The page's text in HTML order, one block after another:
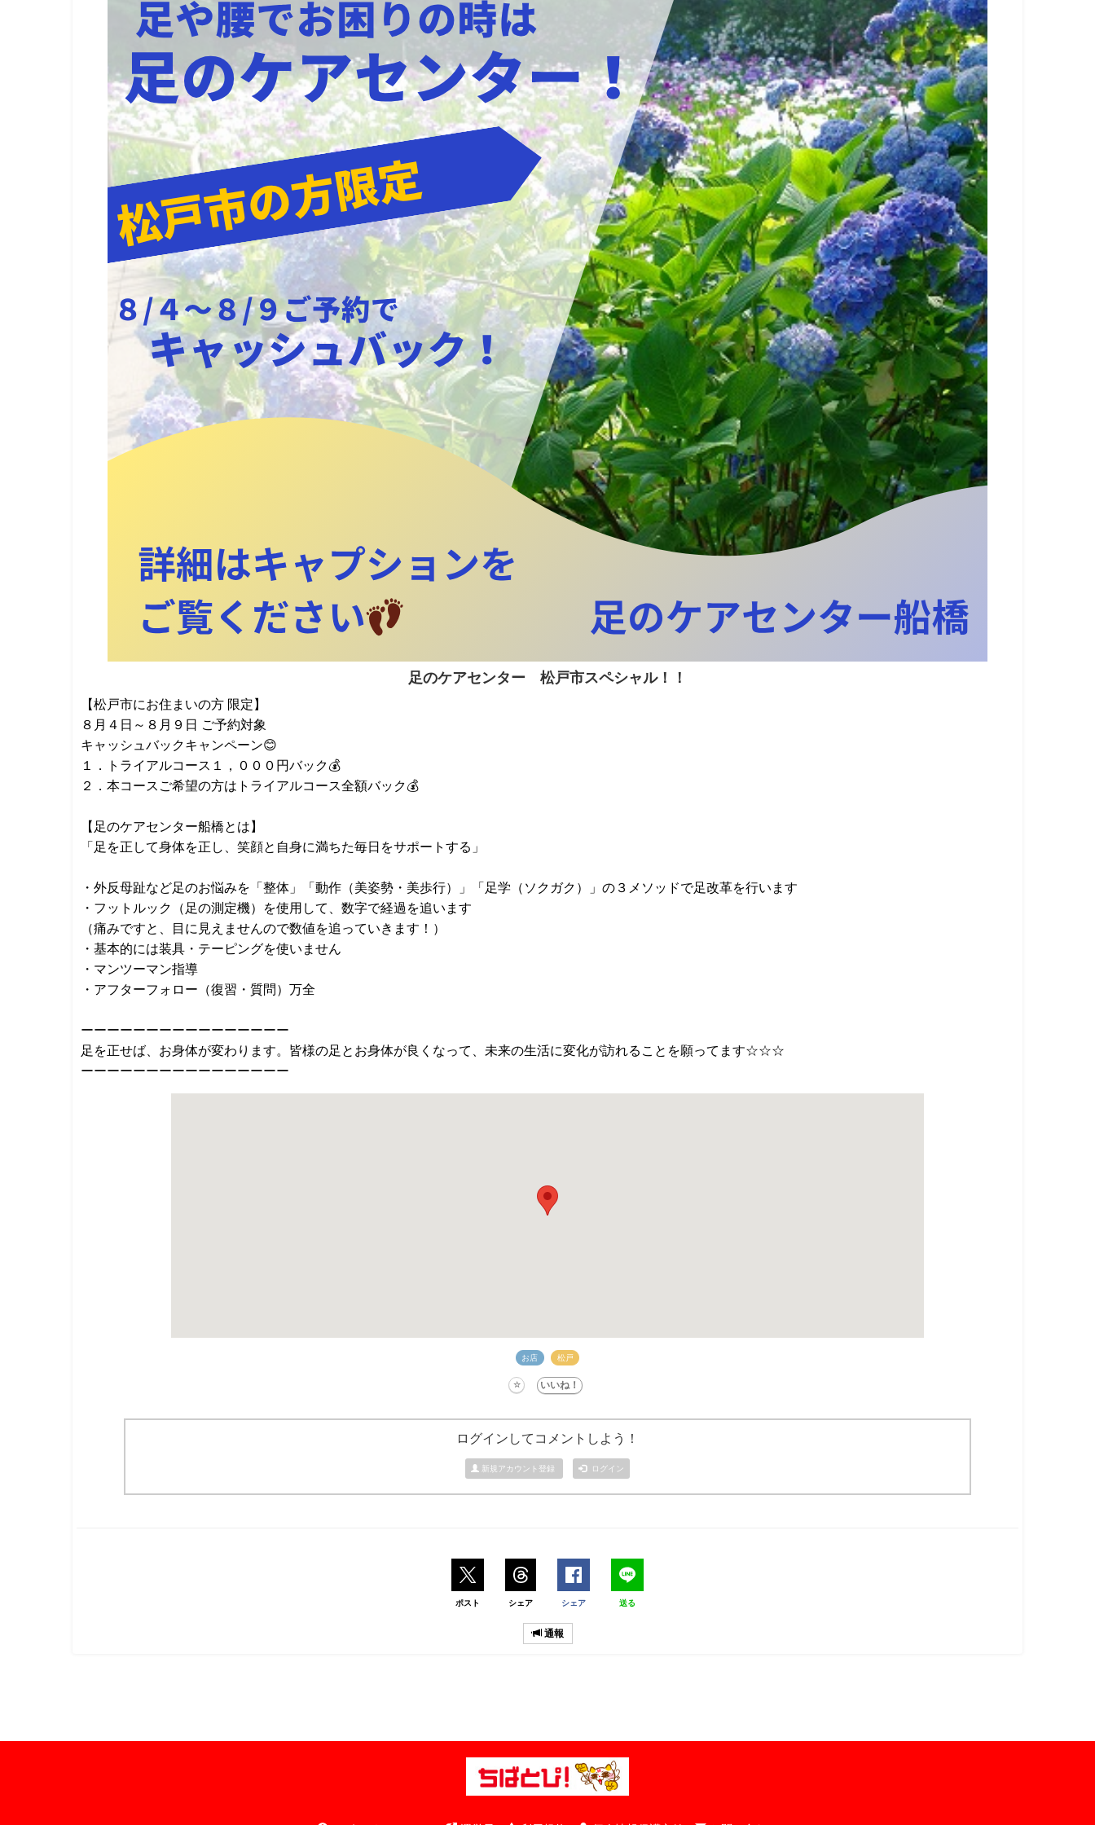
足のケアセンター 松戸市スペシャル！！
【松戸市にお住まいの方 限定】
８月４日～８月９日 ご予約対象
キャッシュバックキャンペーン😊
１．トライアルコース１，０００円バック💰
２．本コースご希望の方はトライアルコース全額バック💰
【足のケアセンター船橋とは】
「足を正して身体を正し、笑顔と自身に満ちた毎日をサポートする」
・外反母趾など足のお悩みを「整体」「動作（美姿勢・美歩行）」「足学（ソクガク）」の３メソッドで足改革を行います
・フットルック（足の測定機）を使用して、数字で経過を追います
（痛みですと、目に見えませんので数値を追っていきます！）
・基本的には装具・テーピングを使いません
・マンツーマン指導
・アフターフォロー（復習・質問）万全
ーーーーーーーーーーーーーーーー
足を正せば、お身体が変わります。皆様の足とお身体が良くなって、未来の生活に変化が訪れることを願ってます☆☆☆
ーーーーーーーーーーーーーーーー
お店 松戸
ログインしてコメントしよう！
新規アカウント登録 ログイン
ポスト シェア シェア 送る
通報